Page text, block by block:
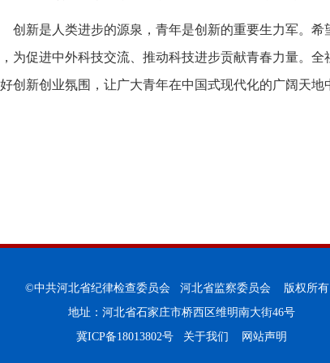
创新是人类进步的源泉，青年是创新的重要生力军。希
为促进中外科技交流、推动科技进步贡献青春力量。
创新创业氛围，让广大青年在中国式现代化的广阔天地
©中共河北省纪律检查委员会 河北省监察委员会 版权所
地址：河北省石家庄市桥西区维明南大街46号
冀ICP备18013802号
关于我们 网站声明